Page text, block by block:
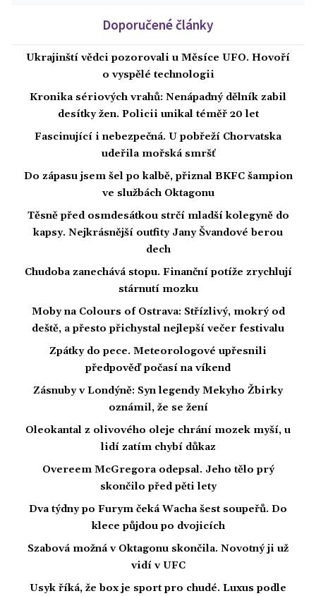
Doporučené články
Ukrajinští vědci pozorovali u Měsíce UFO. Hovoří
o vyspělé technologii
Kronika sériových vrahů: Nenápadný dělník zabil
desítky žen. Policii unikal téměř 20 let
Fascinující i nebezpečná. U pobřeží Chorvatska
udeřila mořská smršť
Do zápasu jsem šel po kalbě, přiznal BKFC šampion
ve službách Oktagonu
Těsně před osmdesátkou strčí mladší kolegyně do
kapsy. Nejkrásnější outfity Jany Švandové berou
dech
Chudoba zanechává stopu. Finanční potíže zrychlují
stárnutí mozku
Moby na Colours of Ostrava: Střízlivý, mokrý od
deště, a přesto přichystal nejlepší večer festivalu
Zpátky do pece. Meteorologové upřesnili
předpověď počasí na víkend
Zásnuby v Londýně: Syn legendy Mekyho Žbirky
oznámil, že se žení
Oleokantal z olivového oleje chrání mozek myší, u
lidí zatím chybí důkaz
Overeem McGregora odepsal. Jeho tělo prý
skončilo před pěti lety
Dva týdny po Furym čeká Wacha šest soupeřů. Do
klece půjdou po dvojicích
Szabová možná v Oktagonu skončila. Novotný ji už
vidí v UFC
Usyk říká, že box je sport pro chudé. Luxus podle